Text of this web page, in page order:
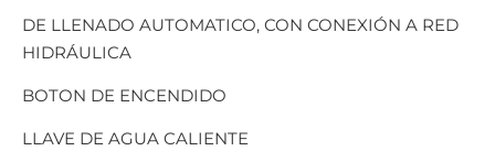
DE LLENADO AUTOMATICO, CON CONEXIÓN A RED
HIDRÁULICA
BOTON DE ENCENDIDO
LLAVE DE AGUA CALIENTE